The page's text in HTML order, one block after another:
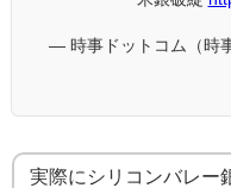
— 時事ドットコム（時
実際にシリコンバレー